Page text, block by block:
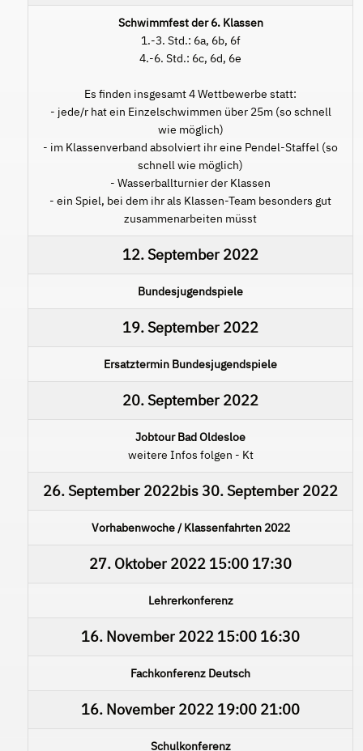
Schwimmfest der 6. Klassen
1.-3. Std.: 6a, 6b, 6f
4.-6. Std.: 6c, 6d, 6e
Es finden insgesamt 4 Wettbewerbe statt:
- jede/r hat ein Einzelschwimmen über 25m (so schnell
wie möglich)
- im Klassenverband absolviert ihr eine Pendel-Staffel (so
schnell wie möglich)
- Wasserballturnier der Klassen
- ein Spiel, bei dem ihr als Klassen-Team besonders gut
zusammenarbeiten müsst
12. September 2022
Bundesjugendspiele
19. September 2022
Ersatztermin Bundesjugendspiele
20. September 2022
Jobtour Bad Oldesloe
weitere Infos folgen - Kt
26. September 2022bis30. September 2022
Vorhabenwoche / Klassenfahrten 2022
27. Oktober 2022 15:00 17:30
Lehrerkonferenz
16. November 2022 15:00 16:30
Fachkonferenz Deutsch
16. November 2022 19:00 21:00
Schulkonferenz